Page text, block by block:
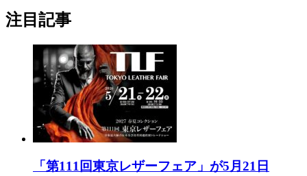
注目記事
「第111回東京レザーフェア」が5月21日